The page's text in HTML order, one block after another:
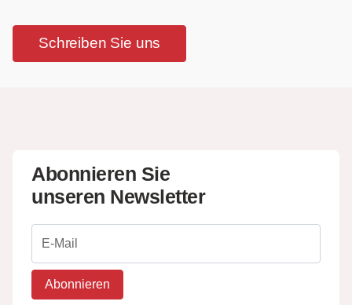
Schreiben Sie uns
Abonnieren Sie
unseren Newsletter
Abonnieren